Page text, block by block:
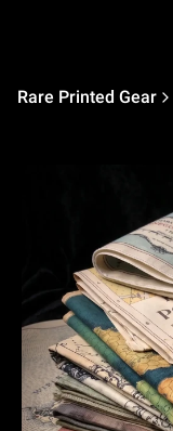
Rare Printed Gear